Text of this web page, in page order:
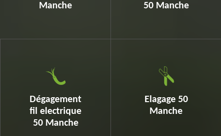
Manche
50 Manche
Dégagement
fil electrique
50 Manche
Elagage 50
Manche